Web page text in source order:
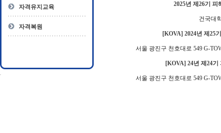
자격유지교육
자격복원
2025년 제26기 피
건국대
[KOVA] 2024년 제25
서울 광진구 천호대로 549 G-
[KOVA] 24년 제24기
서울 광진구 천호대로 549 G-